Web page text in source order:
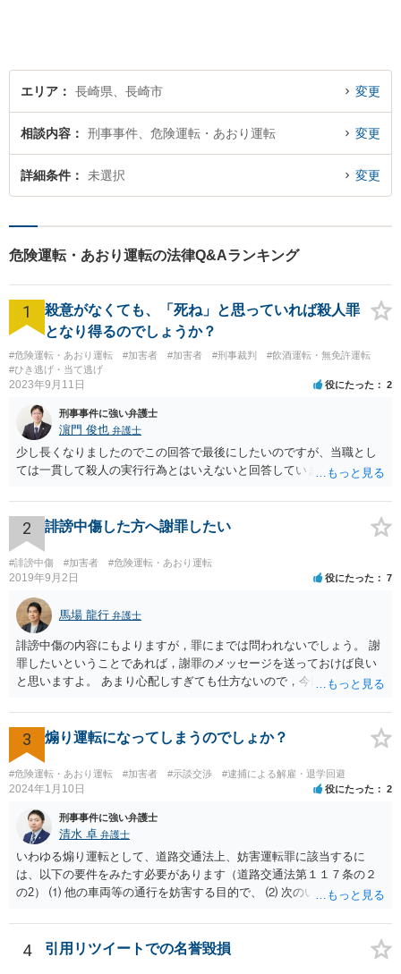
エリア 長崎県、長崎市 変更
相談内容 刑事事件、危険運転・あおり運転 変更
詳細条件 未選択 変更
危険運転・あおり運転の法律Q&Aランキング
1
殺意がなくても、「死ね」と思っていれば殺人罪
となり得るのでしょうか？
#危険運転・あおり運転 #加害者 #加害者 #刑事裁判
#飲酒運転・無免許運転
#ひき逃げ・当て逃げ
2023年9月11日 役にたった 2
刑事事件に強い弁護士
濵門 俊也 弁護士
少し長くなりましたのでこの回答で最後にしたいのですが、当職とし
ては一貫して殺人の実行行為とはいえないと回答しています。
2 誹謗中傷した方へ謝罪したい
#誹謗中傷 #加害者 #危険運転・あおり運転
2019年9月2日 役にたった 7
馬場 龍行 弁護士
誹謗中傷の内容にもよりますが，罪にまでは問われないでしょう。 謝
罪したいということであれば，謝罪のメッセージを送っておけば良い
と思いますよ。 あまり心配しすぎても仕方ないので，今回の教訓を今
3 煽り運転になってしまうのでしょか？
#危険運転・あおり運転 #加害者 #示談交渉 #逮捕による解雇・退学回避
2024年1月10日 役にたった 2
刑事事件に強い弁護士
清水 卓 弁護士
いわゆる煽り運転として、道路交通法上、妨害運転罪に該当するに
は、以下の要件をみたす必要があります（道路交通法第１１７条の２
の2） ⑴ 他の車両等の通行を妨害する目的で、 ⑵ 次のいずれかに掲
させるおそれのある方法によるものをした者 ①通行区分違反（対向車
線にはみ出す） ②急ブレーキの禁止違反 ③車間距離不保持等 ④進路
4 引用リツイートでの名誉毀損